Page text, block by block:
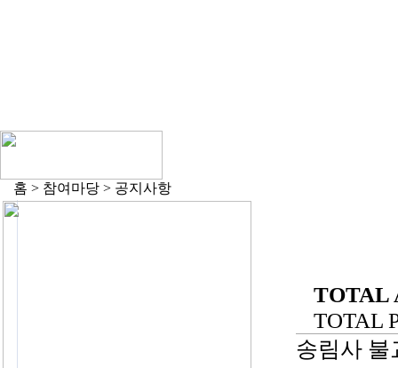
홈 > 참여마당 > 공지사항
TOTAL
TOTAL
송림사 불